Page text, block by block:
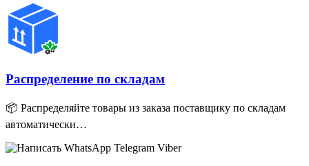
Распределение по складам
📦 Распределяйте товары из заказа поставщику по складам
автоматически…